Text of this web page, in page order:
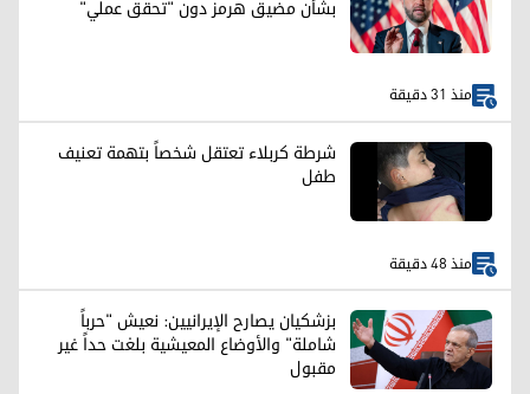
بشأن مضيق هرمز دون "تحقق عملي"
منذ 31 دقيقة
شرطة كربلاء تعتقل شخصاً بتهمة تعنيف
طفل
منذ 48 دقيقة
بزشكيان يصارح الإيرانيين: نعيش "حرباً
شاملة" والأوضاع المعيشية بلغت حداً غير
مقبول